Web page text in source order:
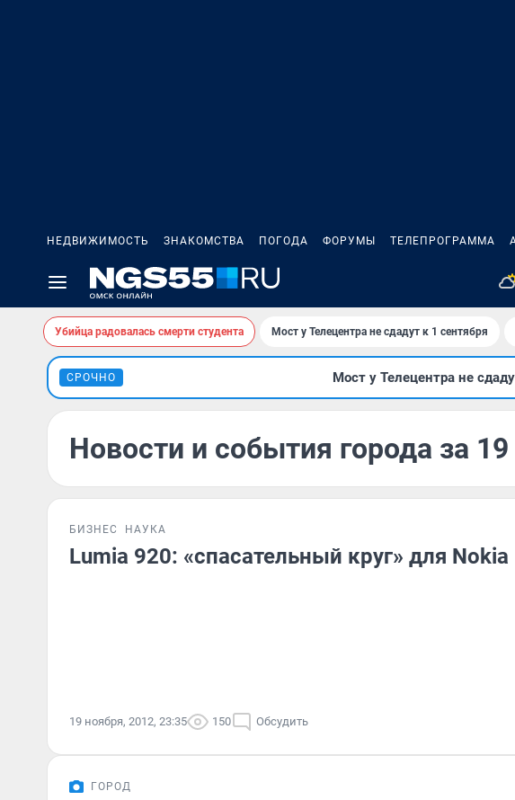
НЕДВИЖИМОСТЬ ЗНАКОМСТВА ПОГОДА ФОРУМЫ ТЕЛЕПРОГРАММА
Убийца радовалась смерти студента Мост у Телецентра не сдадут к 1 сентября
СРОЧНО Мост у Телецентра не
Новости и события города за
БИЗНЕС НАУКА
Lumia 920: «спасательный круг» для Nokia
19 ноября, 2012, 23:35 150 Обсудить
ГОРОД